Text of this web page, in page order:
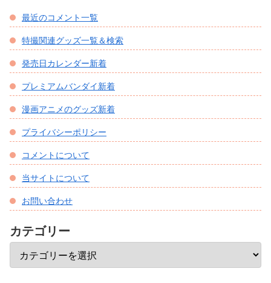
最近のコメント一覧
特撮関連グッズ一覧＆検索
発売日カレンダー新着
プレミアムバンダイ新着
漫画アニメのグッズ新着
プライバシーポリシー
コメントについて
当サイトについて
お問い合わせ
カテゴリー